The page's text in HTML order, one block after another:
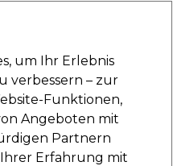
Anmelden
Saloneinrichtung
um Ihr Erlebnis
verbessern – zur
Funktionen,
Angeboten mit
Partnern
Erfahrung mit